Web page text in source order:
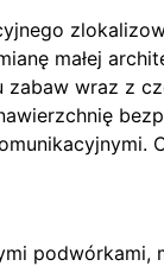
małej
wraz z